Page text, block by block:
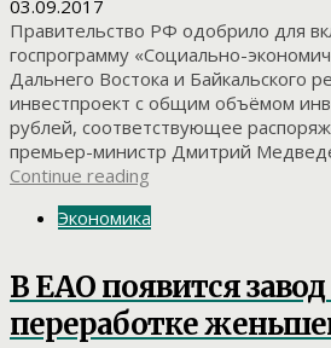
03.09.2017
Правительство РФ одобрило для
госпрограмму «Социально-
Дальнего Востока и Байкальского
инвестпроект с общим объёмом
рублей, соответствующее
премьер-министр Дмитрий
Continue reading
Экономика
В ЕАО появится
переработке